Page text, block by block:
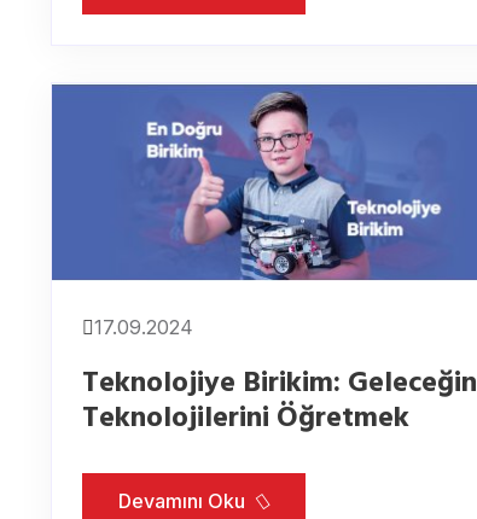
17.09.2024
Teknolojiye Birikim: Geleceğin
Teknolojilerini Öğretmek
Devamını Oku